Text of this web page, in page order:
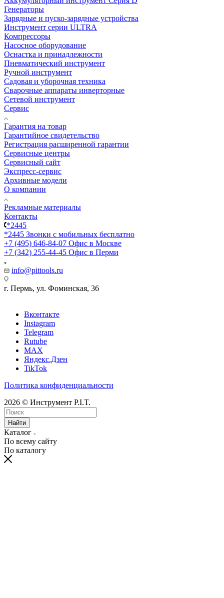
Генераторы
Зарядные и пуско-зарядные устройства
Инструмент серии ULTRA
Компрессоры
Насосное оборудование
Оснастка и принадлежности
Пневматический инструмент
Ручной инструмент
Садовая и уборочная техника
Сварочные аппараты инверторные
Сетевой инструмент
Сервис
Гарантия на товар
Гарантийное свидетельство
Регистрация расширенной гарантии
Сервисные центры
Сервисный сайт
Экспресс-сервис
Архивные модели
О компании
Рекламные материалы
Контакты
*2445
*2445 Звонки с мобильных бесплатно
+7 (495) 646-84-07 Офис в Москве
+7 (342) 255-44-45 Офис в Перми
info@pittools.ru
г. Пермь, ул. Фоминская, 36
Вконтакте
Instagram
Telegram
Rutube
MAX
Яндекс.Дзен
TikTok
Политика конфиденциальности
2026 © Инструмент P.I.T.
Найти
Каталог
По всему сайту
По каталогу